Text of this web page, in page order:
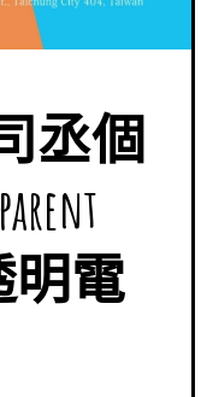
丞個
明電